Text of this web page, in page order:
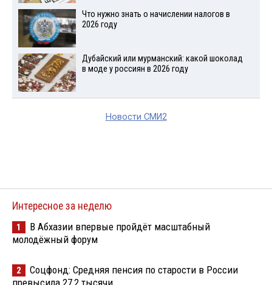
Что нужно знать о начислении налогов в
2026 году
Дубайский или мурманский: какой шоколад
в моде у россиян в 2026 году
Новости СМИ2
Интересное за неделю
1
В Абхазии впервые пройдёт масштабный
молодёжный форум
2
Соцфонд: Средняя пенсия по старости в России
превысила 27,2 тысячи